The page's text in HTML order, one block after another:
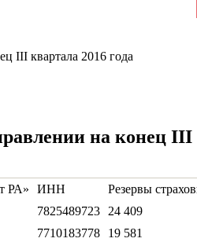
III квартала 2016 года
на конец III
РА» ИНН
Резервы
7825489723
24 409
7710183778
19 581